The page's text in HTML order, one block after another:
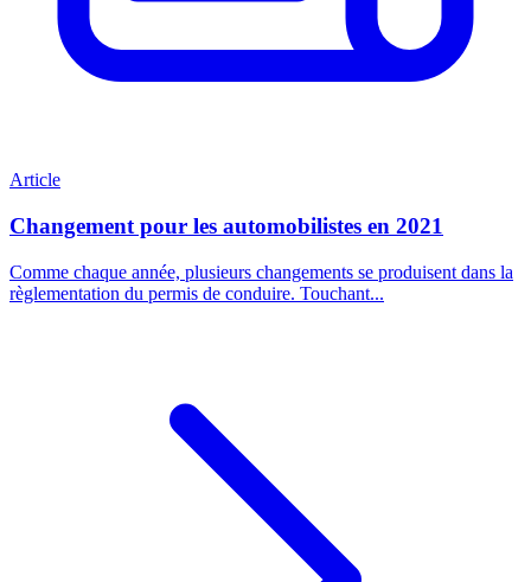
Article
Changement pour les automobilistes en 2021
Comme chaque année, plusieurs changements se produisent dans la
règlementation du permis de conduire. Touchant...